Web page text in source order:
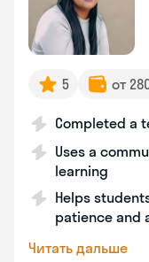
5 от
Completed a
Uses a
learning
Helps
patience and
Читать дальше